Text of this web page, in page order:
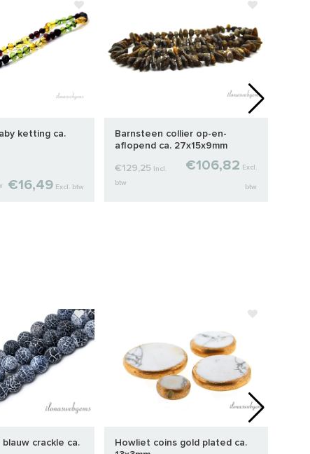
ketting ca.
€16,49 Excl. btw
Barnsteen collier op-en-
aflopend ca. 27x15x9mm
€129,25
Incl.
btw
€106,82 Excl.
btw
crackle ca.
Howliet coins gold plated ca.